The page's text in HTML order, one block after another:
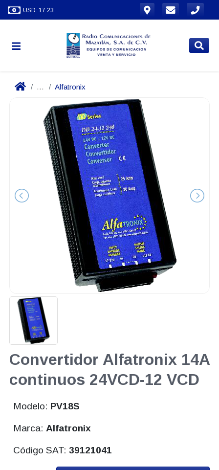
USD: 17.23
... Alfatronix
Convertidor Alfatronix 14A
continuos 24VCD-12 VCD
Modelo: PV18S
Marca: Alfatronix
Código SAT:39121041